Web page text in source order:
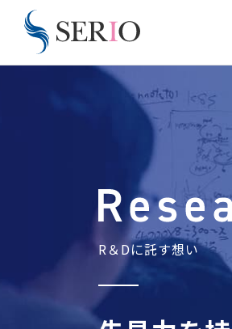
R＆Dに託す想い